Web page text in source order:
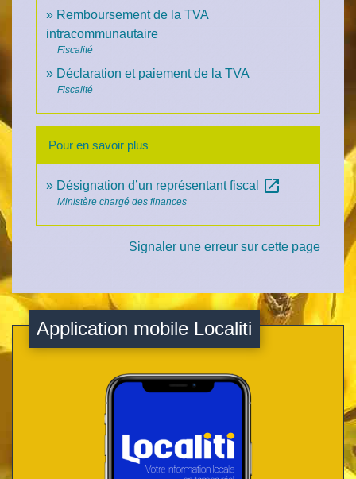
Remboursement de la TVA
intracommunautaire
Fiscalité
Déclaration et paiement de la TVA
Fiscalité
Pour en savoir plus
Désignation d’un représentant fiscal open_in_new
Ministère chargé des finances
Signaler une erreur sur cette page
Application mobile Localiti